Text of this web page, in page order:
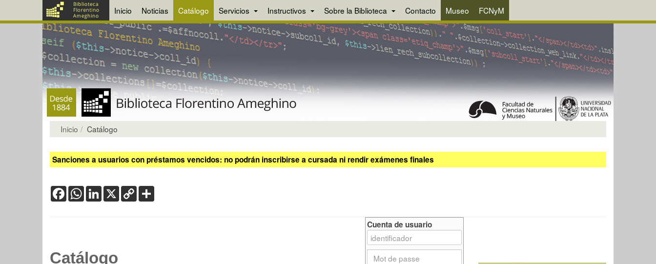
Inicio Noticias Catálogo Servicios Instructivos Sobre la Biblioteca Contacto Museo FCNyM
Inicio Catálogo
Sanciones a usuarios con préstamos vencidos: no podrán inscribirse a cursada ni rendir exámenes finales
FacebookWhatsApp
LinkedIn
X Copy
Link
Catálogo
Cuenta de usuario